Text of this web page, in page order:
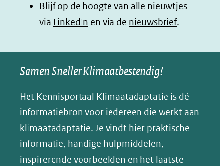
nieuw
venster)
naar
een
website)
nieuw
venster)
naar
een
website)
nieuw
venster)
naar
een
website)
B
l
e
s
y
(opent
in
nieuw
venster)
Blijf op de hoogte van alle nieuwtjes
via LinkedIn (opent
nieuw
venster)
naar
een
andere
website)
en via de nieuwsbrief.
Samen Sneller Klimaatbestendig!
Het Kennisportaal Klimaatadaptatie is dé
informatiebron voor iedereen die werkt aan
klimaatadaptatie. Je vindt hier praktische
informatie, handige hulpmiddelen,
inspirerende voorbeelden en het laatste